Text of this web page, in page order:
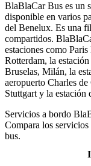
BlaBlaCar Bus es un
disponible en varios
del Benelux. Es una
compartidos.
estaciones como
Rotterdam, la
Bruselas, Milán, la
aeropuerto Charles
Stuttgart y la estación
Servicios a bordo
Compara los
bus.